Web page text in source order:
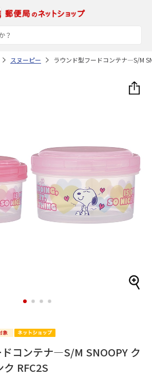
スヌーピー ラウンド型フードコンテナ―S/M
1 2 3 4
コンテナ―S/M SNOOPY ク
RFC2S